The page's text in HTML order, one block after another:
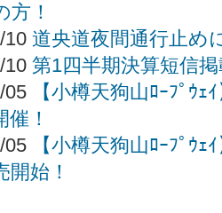
方！
10 道央道夜間通行止め
10 第1四半期決算短信
05
【小樽天狗山ﾛｰﾌﾟｳ
催！
05
【小樽天狗山ﾛｰﾌﾟｳ
開始！